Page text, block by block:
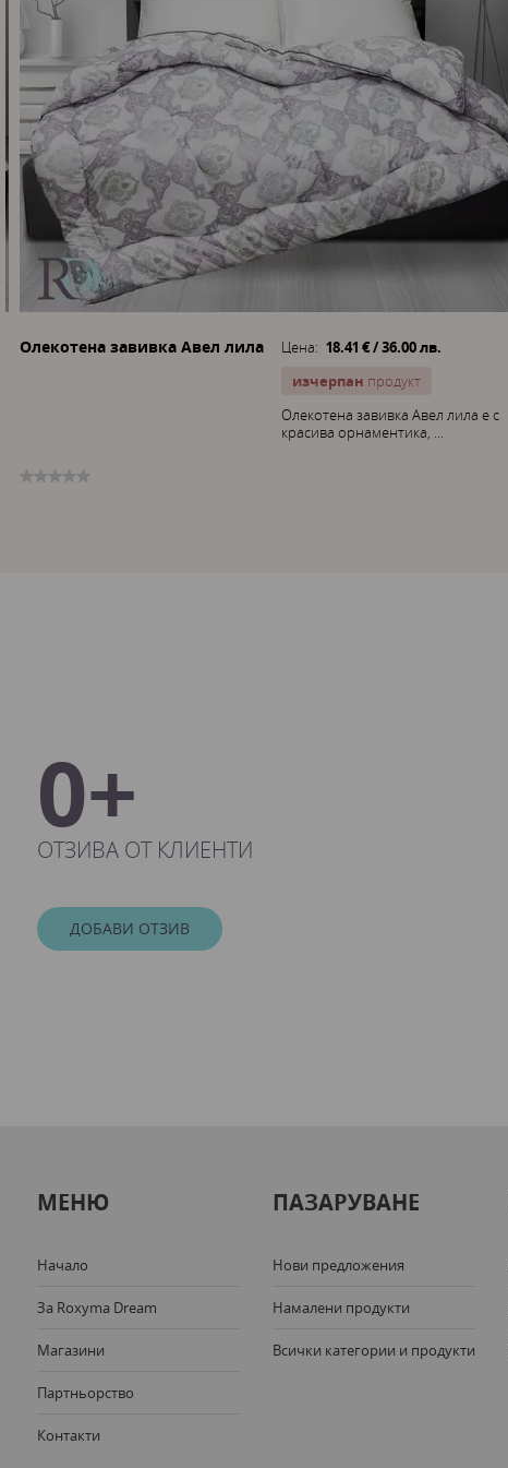
Олекотена завивка Авел лила Цена: 18.41 € / 36.00 лв.
изчерпан продукт
Олекотена завивка Авел лила е с
красива орнаментика, ...
0+
ОТЗИВА ОТ КЛИЕНТИ
ДОБАВИ ОТЗИВ
МЕНЮ
Начало
За Roxyma Dream
Магазини
Партньорство
Контакти
ПАЗАРУВАНЕ
Нови предложения
Намалени продукти
Всички категории и продукти